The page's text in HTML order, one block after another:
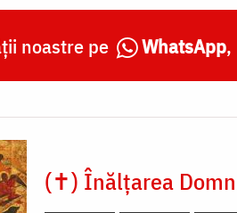
noastre pe WhatsApp,
(✝) Înălțarea